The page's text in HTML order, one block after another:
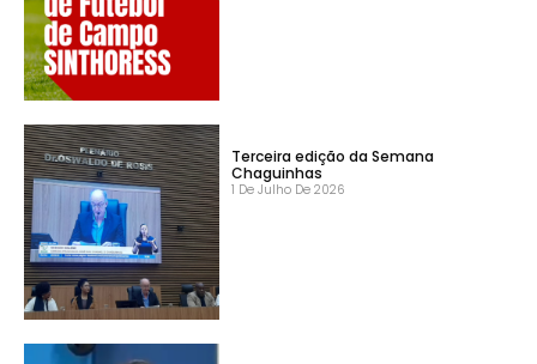
Terceira edição da Semana
Chaguinhas
1 De Julho De 2026